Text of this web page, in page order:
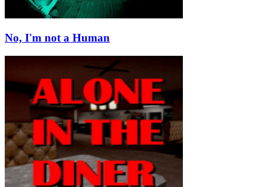
No, I'm not a Human